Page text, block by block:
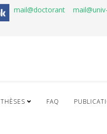
mail@doctorant
THÈSES FAQ